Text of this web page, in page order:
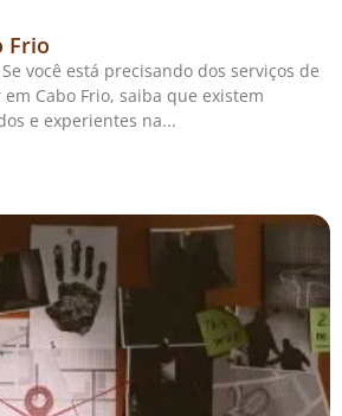
Frio
você está precisando dos serviços de
Cabo Frio, saiba que existem
e experientes na